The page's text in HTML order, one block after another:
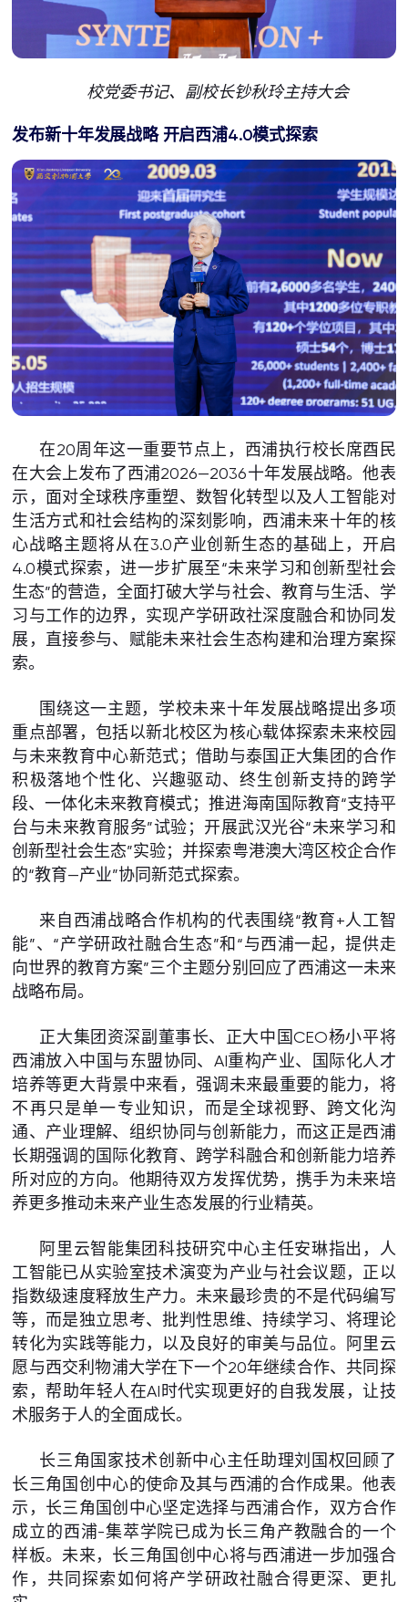
校党委书记、副校长钞秋玲主持大会
发布新十年发展战略 开启西浦4.0模式探索
在20周年这一重要节点上，西浦执行校长席酉民
在大会上发布了西浦2026—2036十年发展战略。他表
示，面对全球秩序重塑、数智化转型以及人工智能对
生活方式和社会结构的深刻影响，西浦未来十年的核
心战略主题将从在3.0产业创新生态的基础上，开启
4.0模式探索，进一步扩展至“未来学习和创新型社会
生态”的营造，全面打破大学与社会、教育与生活、学
习与工作的边界，实现产学研政社深度融合和协同发
展，直接参与、赋能未来社会生态构建和治理方案探
索。
围绕这一主题，学校未来十年发展战略提出多项
重点部署，包括以新北校区为核心载体探索未来校园
与未来教育中心新范式；借助与泰国正大集团的合作
积极落地个性化、兴趣驱动、终生创新支持的跨学
段、一体化未来教育模式；推进海南国际教育“支持平
台与未来教育服务”试验；开展武汉光谷“未来学习和
创新型社会生态”实验；并探索粤港澳大湾区校企合作
的“教育—产业”协同新范式探索。
来自西浦战略合作机构的代表围绕“教育+人工智
能”、“产学研政社融合生态”和“与西浦一起，提供走
向世界的教育方案”三个主题分别回应了西浦这一未来
战略布局。
正大集团资深副董事长、正大中国CEO杨小平将
西浦放入中国与东盟协同、AI重构产业、国际化人才
培养等更大背景中来看，强调未来最重要的能力，将
不再只是单一专业知识，而是全球视野、跨文化沟
通、产业理解、组织协同与创新能力，而这正是西浦
长期强调的国际化教育、跨学科融合和创新能力培养
所对应的方向。他期待双方发挥优势，携手为未来培
养更多推动未来产业生态发展的行业精英。
阿里云智能集团科技研究中心主任安琳指出，人
工智能已从实验室技术演变为产业与社会议题，正以
指数级速度释放生产力。未来最珍贵的不是代码编写
等，而是独立思考、批判性思维、持续学习、将理论
转化为实践等能力，以及良好的审美与品位。阿里云
愿与西交利物浦大学在下一个20年继续合作、共同探
索，帮助年轻人在AI时代实现更好的自我发展，让技
术服务于人的全面成长。
长三角国家技术创新中心主任助理刘国权回顾了
长三角国创中心的使命及其与西浦的合作成果。他表
示，长三角国创中心坚定选择与西浦合作，双方合作
成立的西浦-集萃学院已成为长三角产教融合的一个
样板。未来，长三角国创中心将与西浦进一步加强合
作，共同探索如何将产学研政社融合得更深、更扎